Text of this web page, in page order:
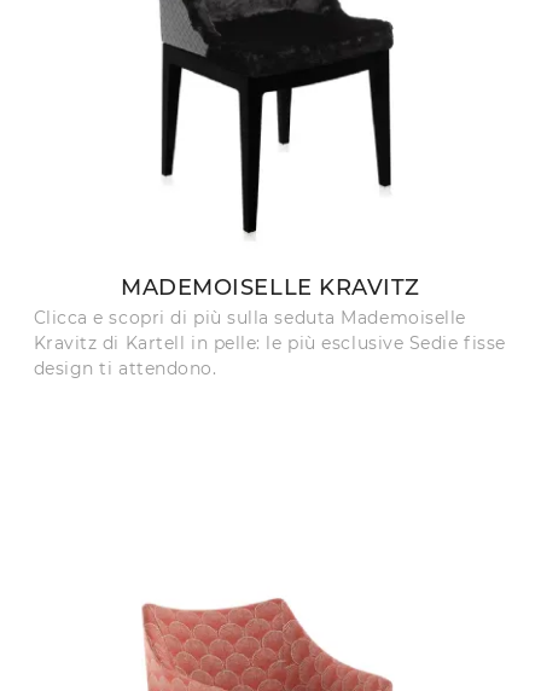
MADEMOISELLE KRAVITZ
Clicca e scopri di più sulla seduta Mademoiselle
Kravitz di Kartell in pelle: le più esclusive Sedie fisse
design ti attendono.